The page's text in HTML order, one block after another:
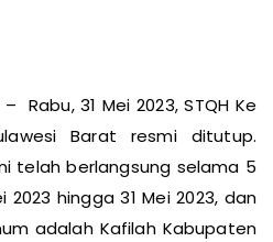
Rabu, 31 Mei 2023, STQH Ke
Barat resmi ditutup.
telah berlangsung selama 5
hingga 31 Mei 2023, dan
adalah Kafilah Kabupaten